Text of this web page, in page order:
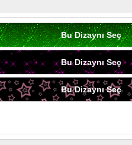
Bu Dizaynı Seç
Bu Dizaynı Seç
Bu Dizaynı Seç